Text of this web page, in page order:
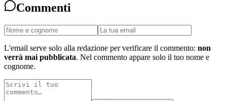
Commenti
L'email serve solo alla redazione per verificare il commento: non
verrà mai pubblicata. Nel commento appare solo il tuo nome e
cognome.